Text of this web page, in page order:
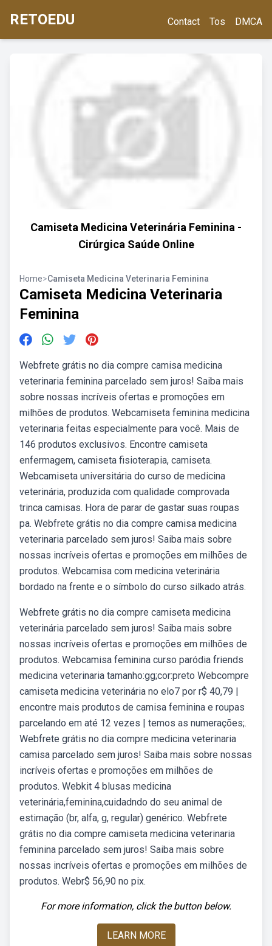
RETOEDU Contact Tos DMCA
Camiseta Medicina Veterinária Feminina -
Cirúrgica Saúde Online
Home>Camiseta Medicina Veterinaria Feminina
Camiseta Medicina Veterinaria
Feminina
Webfrete grátis no dia compre camisa medicina
veterinaria feminina parcelado sem juros! Saiba mais
sobre nossas incríveis ofertas e promoções em
milhões de produtos. Webcamiseta feminina medicina
veterinaria feitas especialmente para você. Mais de
146 produtos exclusivos. Encontre camiseta
enfermagem, camiseta fisioterapia, camiseta.
Webcamiseta universitária do curso de medicina
veterinária, produzida com qualidade comprovada
trinca camisas. Hora de parar de gastar suas roupas
pa. Webfrete grátis no dia compre camisa medicina
veterinaria parcelado sem juros! Saiba mais sobre
nossas incríveis ofertas e promoções em milhões de
produtos. Webcamisa com medicina veterinária
bordado na frente e o símbolo do curso silkado atrás.
Webfrete grátis no dia compre camiseta medicina
veterinária parcelado sem juros! Saiba mais sobre
nossas incríveis ofertas e promoções em milhões de
produtos. Webcamisa feminina curso paródia friends
medicina veterinaria tamanho:gg;cor:preto Webcompre
camiseta medicina veterinária no elo7 por r$ 40,79 |
encontre mais produtos de camisa feminina e roupas
parcelando em até 12 vezes | temos as numerações;.
Webfrete grátis no dia compre medicina veterinaria
camisa parcelado sem juros! Saiba mais sobre nossas
incríveis ofertas e promoções em milhões de
produtos. Webkit 4 blusas medicina
veterinária,feminina,cuidadndo do seu animal de
estimação (br, alfa, g, regular) genérico. Webfrete
grátis no dia compre camiseta medicina veterinaria
feminina parcelado sem juros! Saiba mais sobre
nossas incríveis ofertas e promoções em milhões de
produtos. Webr$ 56,90 no pix.
For more information, click the button below.
LEARN MORE